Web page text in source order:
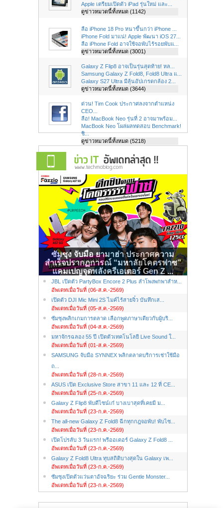
Apple เตรียมเปิดตัว iPad รุ่นใหม่ และ...
ดูข่าวหมวดนี้ทั้งหมด (1142)
ลือ iPhone 18 Pro หนาขึ้นกว่า iPhone ...
iPhone Fold มาแน่! Apple พัฒนา iOS 27...
ลือ iPhone Fold อาจใช้จอพับไร้รอยพับแ...
ดูข่าวหมวดนี้ทั้งหมด (3001)
Galaxy Z Flip8 อาจเป็นรุ่นสุดท้าย! หล...
Samsung Galaxy Z Fold8, Fold8 Ultra แ...
Galaxy S27 Ultra มีลุ้นอัปเกรดกล้อง 2...
ดูข่าวหมวดนี้ทั้งหมด (3644)
ด่วน! Tim Cook ประกาศลงจากตำแหน่ง
CEO...
ลือ! MacBook Neo รุ่นที่ 2 อาจมาพร้อม...
MacBook Neo โผล่ผลทดสอบ Benchmark!
ชิ...
ดูข่าวหมวดนี้ทั้งหมด (5218)
ซัมซุง จับมือ ยามาฮ่า ประกาศความ
สำเร็จปรากฏการณ์ “มหาลัยโคตรฟาซ”
แคมเปญจุดพลังครีเอเตอร์ Gen Z ...
JBL เปิดตัว PartyBox Encore 2 Plus ลำโพงพกพาสำห...
อัพเดทเมื่อวันที่ (06-ส.ค.-2569)
เปิดตัว DJI Mic Mini 2S ไมค์ไร้สายจิ๋ว บันทึกเส...
อัพเดทเมื่อวันที่ (05-ส.ค.-2569)
ซัมซุงพลิกเกมการตลาด เลือกพูดภาษาเดียวกับผู้บริ...
อัพเดทเมื่อวันที่ (04-ส.ค.-2569)
มหาจักรฉลอง 55 ปี เปิดตัวเทคโนโลยี Live Sound ใ...
อัพเดทเมื่อวันที่ (01-ส.ค.-2569)
SAMSUNG จับมือ SYNNEX พลิกตลาดบริการเช่าใช้มือ
ถ...
อัพเดทเมื่อวันที่ (28-ก.ค.-2569)
ASUS เปิด Exclusive Store สาขา 11 และ 12 ที่ CE...
อัพเดทเมื่อวันที่ (25-ก.ค.-2569)
Galaxy Z Flip8 พับดีไซน์เก๋ บางเบาสุดที่เคยมี ม...
อัพเดทเมื่อวันที่ (23-ก.ค.-2569)
The all-new Galaxy Z Fold8 ฉีกทุกกฎจอพับ! พับไซ...
อัพเดทเมื่อวันที่ (23-ก.ค.-2569)
เปิดโปรลับ 3 วันแรก! พรีออเดอร์ Galaxy Z Fold8 ...
อัพเดทเมื่อวันที่ (23-ก.ค.-2569)
Galaxy Z Fold8 Ultra ทุบสถิติบางสุดใน Galaxy เพ...
อัพเดทเมื่อวันที่ (23-ก.ค.-2569)
ซัมซุงเปิดตัวแว่นตาอัจฉริยะ ร่วม Gentle Monster...
อัพเดทเมื่อวันที่ (23-ก.ค.-2569)